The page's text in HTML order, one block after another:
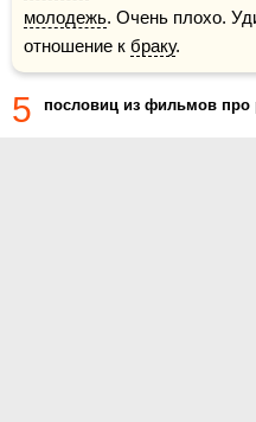
молодежь. Очень плохо.
отношение к браку.
5 пословиц из фильмов про